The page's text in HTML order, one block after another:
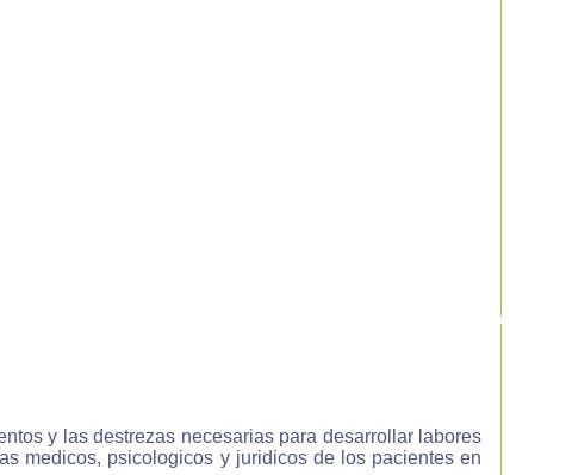
con
ya
y las destrezas necesarias para desarrollar labores
medicos, psicologicos y juridicos de los pacientes en